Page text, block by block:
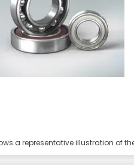
a representative illustration of